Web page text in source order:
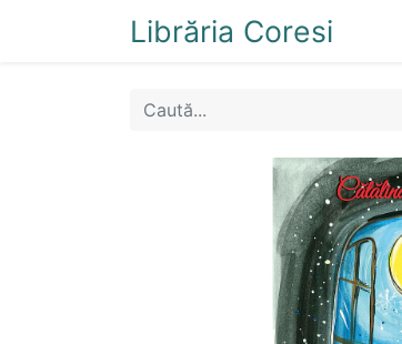
Librăria Coresi